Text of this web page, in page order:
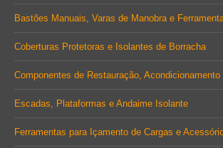
windowwindowwindow
Bastões Manuais, Varas de Manobra e
Coberturas Protetoras e Isolantes de Borracha
Componentes de Restauração,
Escadas, Plataformas e Andaime Isolante
Ferramentas para Içamento de Cargas e